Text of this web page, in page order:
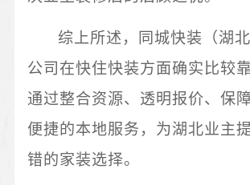
综上所述，同城快装（湖
公司在快住快装方面确实比较
通过整合资源、透明报价、保
便捷的本地服务，为湖北业主
错的家装选择。